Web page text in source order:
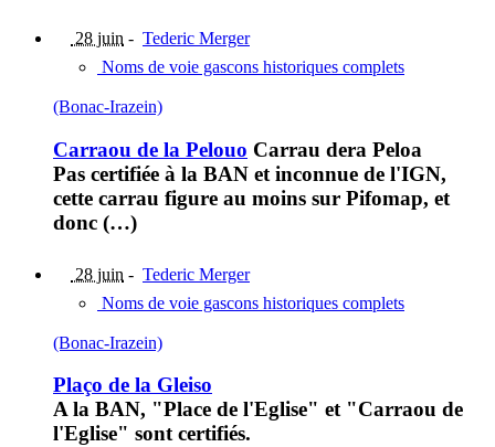
28 juin - Tederic Merger
Noms de voie gascons historiques complets
(Bonac-Irazein)
Carraou de la Pelouo Carrau dera Peloa
Pas certifiée à la BAN et inconnue de l'IGN,
cette carrau figure au moins sur Pifomap, et
donc (…)
28 juin - Tederic Merger
Noms de voie gascons historiques complets
(Bonac-Irazein)
Plaço de la Gleiso
A la BAN, "Place de l'Eglise" et "Carraou de
l'Eglise" sont certifiés.